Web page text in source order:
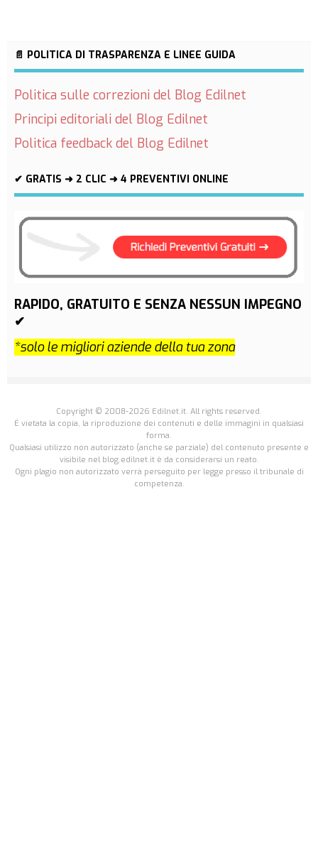
📄 POLITICA DI TRASPARENZA E LINEE GUIDA
Politica sulle correzioni del Blog Edilnet
Principi editoriali del Blog Edilnet
Politica feedback del Blog Edilnet
✔ GRATIS ➜ 2 CLIC ➜ 4 PREVENTIVI ONLINE
RAPIDO, GRATUITO E SENZA NESSUN IMPEGNO
✔
*solo le migliori aziende della tua zona
Copyright © 2008-2026 Edilnet.it. All rights reserved.
É vietata la copia, la riproduzione dei contenuti e delle immagini in qualsiasi
forma.
Qualsiasi utilizzo non autorizzato (anche se parziale) del contenuto presente e
visibile nel blog.edilnet.it è da considerarsi un reato.
Ogni plagio non autorizzato verrà perseguito per legge presso il tribunale di
competenza.